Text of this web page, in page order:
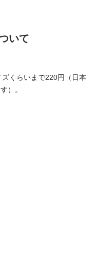
いて
ズくらいまで220円（日本
）。